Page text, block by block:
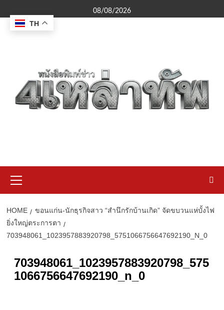
to
content
08/08/2026
Menu
HOME
ขอนแก่น-นักธุรกิจสาว “สำนึกรักบ้านเกิด” จัดขบวนแห่บั้งไฟ
ยิ่งใหญ่ตระการตา
703948061_1023957883920798_5751066756647692190_N_0
703948061_1023957883920798_575
1066756647692190_n_0
TH